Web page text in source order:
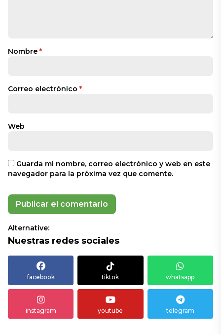
Nombre *
Correo electrónico *
Web
Guarda mi nombre, correo electrónico y web en este
navegador para la próxima vez que comente.
Alternative:
Nuestras redes sociales
facebook tiktok whatsapp
instagram youtube telegram